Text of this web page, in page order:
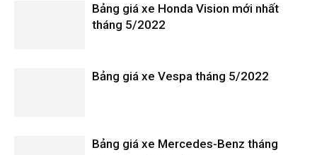
Bảng giá xe Honda Vision mới nhất
tháng 5/2022
Bảng giá xe Vespa tháng 5/2022
Bảng giá xe Mercedes-Benz tháng